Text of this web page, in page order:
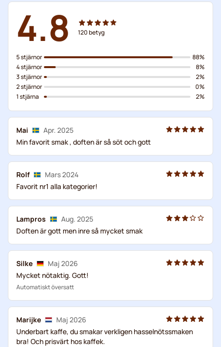
4.8 120betyg
5 stjärnor
4 stjärnor
3 stjärnor
2 stjärnor
1 stjärna
88%
8%
2%
0%
2%
Mai
Apr. 2025
Min favorit smak , doften är så söt och gott
Rolf
Mars 2024
Favorit nr1 alla kategorier!
Lampros
Aug. 2025
Doften är gott men inre så mycket smak
Silke
Maj 2026
Mycket nötaktig. Gott!
Automatiskt översatt
Marijke
Maj 2026
Underbart kaffe, du smakar verkligen hasselnötssmaken
bra! Och prisvärt hos kaffek.